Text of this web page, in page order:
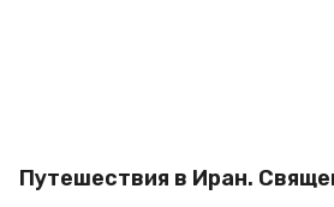
Путешествия в Иран.